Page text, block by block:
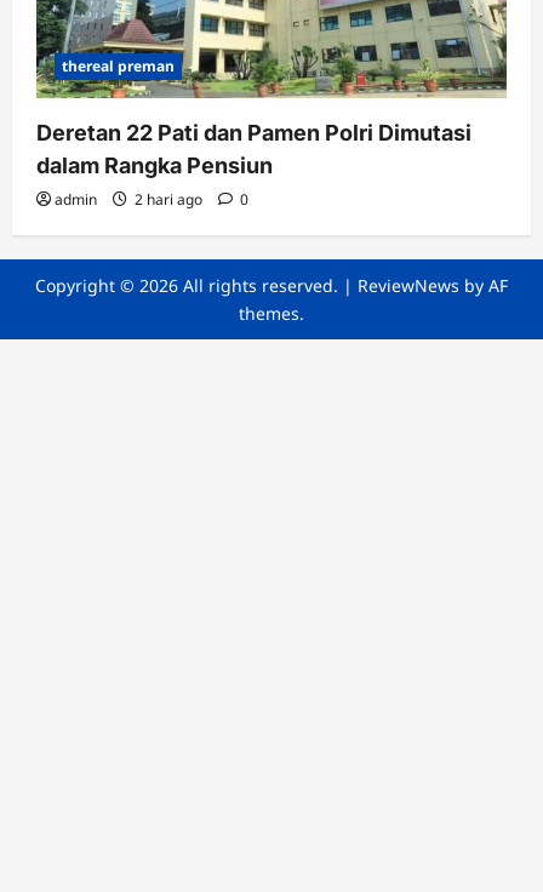
thereal preman
Deretan 22 Pati dan Pamen Polri Dimutasi
dalam Rangka Pensiun
admin 2 hari ago 0
Copyright © 2026 All rights reserved. | ReviewNews by AF
themes.